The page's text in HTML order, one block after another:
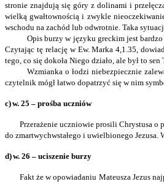
stronie znajdują się góry z dolinami i
wielką gwałtownością i zwykle
wschodu na zachód lub odwrotnie. Taka
Opis burzy w języku greckim jest
Czytając tę relację w Ew. Marka 4,1.35,
tego, co się dokoła Niego działo, ale był to
Wzmianka o łodzi niebezpiecznie
czytelnik mógł łatwo dopatrzyć się w nim
c)w. 25 – prośba uczniów
Przerażenie uczniowie prosili Chrystusa o
do zmartwychwstałego i uwielbionego
d)w. 26 – uciszenie burzy
Fakt że w opowiadaniu Mateusza Jezus